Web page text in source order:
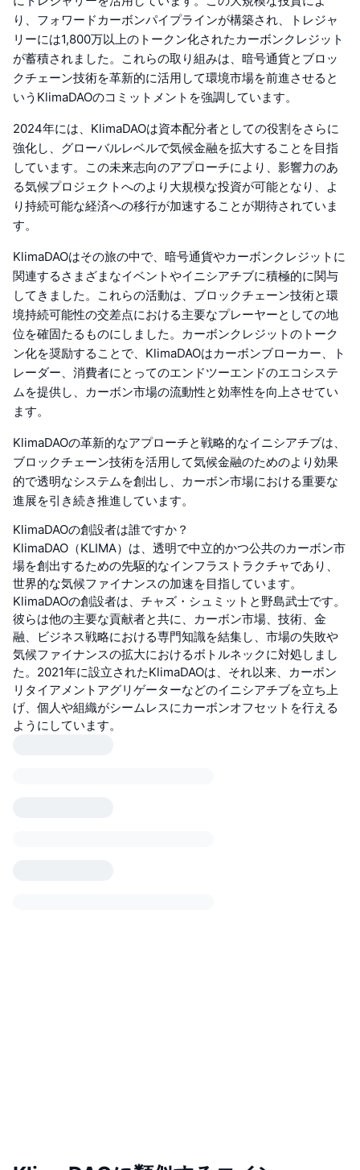
り、フォワードカーボンパイプラインが構築され、トレジャ
リーには1,800万以上のトークン化されたカーボンクレジット
が蓄積されました。これらの取り組みは、暗号通貨とブロッ
クチェーン技術を革新的に活用して環境市場を前進させると
いうKlimaDAOのコミットメントを強調しています。
2024年には、KlimaDAOは資本配分者としての役割をさらに
強化し、グローバルレベルで気候金融を拡大することを目指
しています。この未来志向のアプローチにより、影響力のあ
る気候プロジェクトへのより大規模な投資が可能となり、よ
り持続可能な経済への移行が加速することが期待されていま
す。
KlimaDAOはその旅の中で、暗号通貨やカーボンクレジットに
関連するさまざまなイベントやイニシアチブに積極的に関与
してきました。これらの活動は、ブロックチェーン技術と環
境持続可能性の交差点における主要なプレーヤーとしての地
位を確固たるものにしました。カーボンクレジットのトーク
ン化を奨励することで、KlimaDAOはカーボンブローカー、ト
レーダー、消費者にとってのエンドツーエンドのエコシステ
ムを提供し、カーボン市場の流動性と効率性を向上させてい
ます。
KlimaDAOの革新的なアプローチと戦略的なイニシアチブは、
ブロックチェーン技術を活用して気候金融のためのより効果
的で透明なシステムを創出し、カーボン市場における重要な
進展を引き続き推進しています。
KlimaDAOの創設者は誰ですか？
KlimaDAO（KLIMA）は、透明で中立的かつ公共のカーボン市
場を創出するための先駆的なインフラストラクチャであり、
世界的な気候ファイナンスの加速を目指しています。
KlimaDAOの創設者は、チャズ・シュミットと野島武士です。
彼らは他の主要な貢献者と共に、カーボン市場、技術、金
融、ビジネス戦略における専門知識を結集し、市場の失敗や
気候ファイナンスの拡大におけるボトルネックに対処しまし
た。2021年に設立されたKlimaDAOは、それ以来、カーボン
リタイアメントアグリゲーターなどのイニシアチブを立ち上
げ、個人や組織がシームレスにカーボンオフセットを行える
ようにしています。